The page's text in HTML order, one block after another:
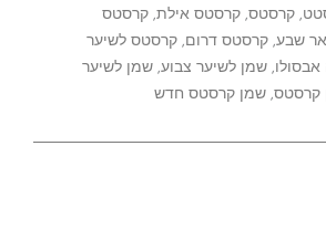
קרסטס קרסטס אילת קרסטס
שבע קרסטס דרום
קרסטס לשיער
שמן לשיער צבוע שמן לשיער
קרסטס שמן קרסטס חדש